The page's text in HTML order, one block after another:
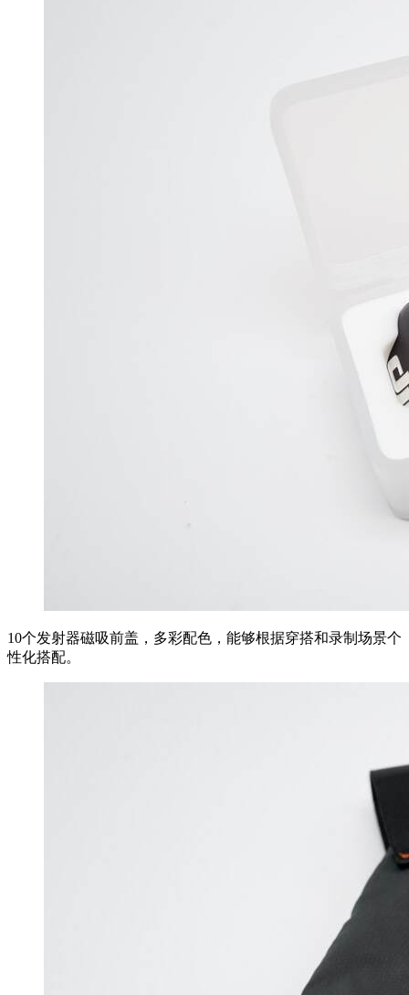
10个发射器磁吸前盖，多彩配色，能够根据穿搭和录制场景个
性化搭配。